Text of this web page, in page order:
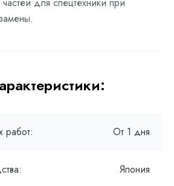
работ: От 1 дня
Япония